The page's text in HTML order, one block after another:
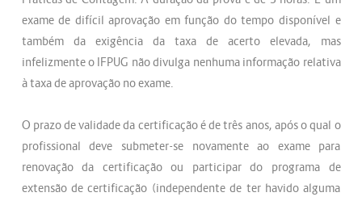
exame de difícil aprovação em função do tempo disponível e
também da exigência da taxa de acerto elevada, mas
infelizmente o IFPUG não divulga nenhuma informação relativa
à taxa de aprovação no exame.
O prazo de validade da certificação é de três anos, após o qual o
profissional deve submeter-se novamente ao exame para
renovação da certificação ou participar do programa de
extensão de certificação (independente de ter havido alguma